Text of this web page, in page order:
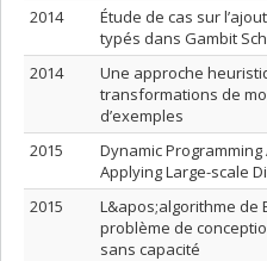
2014
Étude de cas sur
typés dans Gambit
2014
Une approche
transformations de
d’exemples
2015
Dynamic
Applying Large-scale
2015
L&apos;algorithme de
problème de
sans capacité